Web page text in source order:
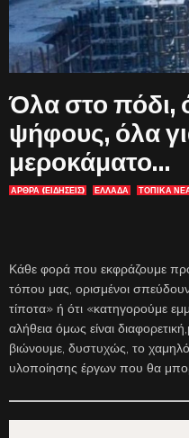
Όλα στο πόδι,
ψήφους, όλα
μεροκάματο…
ΑΡΘΡΑ (ΕΙΔΗΣΕΙΣ) ΕΛΛΑΔΑ ΤΟΠΙΚΑ
Κάθε φορά που εκφράζουμε
τόπου μας, ορισμένοι
τίποτα» ή ότι «κατηγορούμε
αλήθεια όμως είναι
βιώνουμε, δυστυχώς, το
υλοποίησης έργων που θα